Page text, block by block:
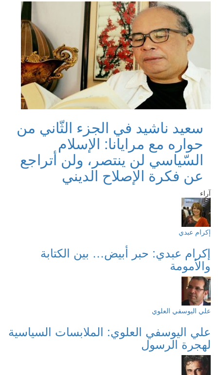
سعيد ناشيد في الجزء الثّاني من
حواره مع مرايانا: الإسلام
السّياسي لن ينتصر، ولن أتراجع
عن فكرة الإصلاح الديني
آراء
إكرام عبدي
إكرام عبدي: حبر أبيض… بين الكتابة
والأمومة
علي اليوسفي العلوي
علي اليوسفي العلوي: الملابسات السياسية
لهجرة الرسول